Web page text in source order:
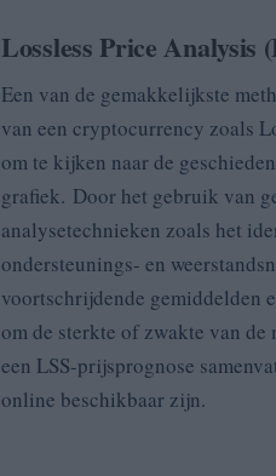
Lossless Price Analysis
Een van de gemakkelijkste
van een cryptocurrency zoals
om te kijken naar de
grafiek. Door het gebruik van
analysetechnieken zoals het
ondersteunings- en
voortschrijdende gemiddelden
om de sterkte of zwakte van de
een LSS-prijsprognose
online beschikbaar zijn.